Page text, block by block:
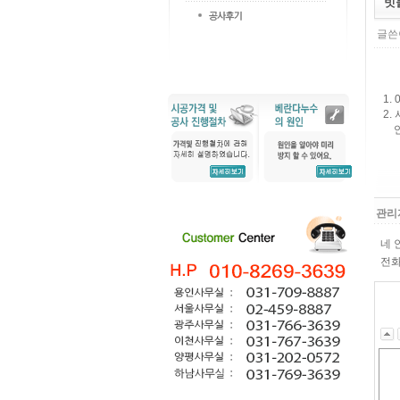
글
1.
2.
관리
네
전